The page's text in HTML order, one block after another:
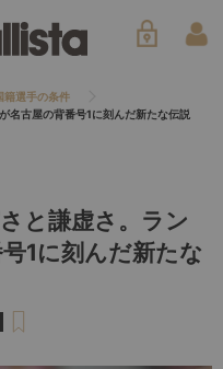
籍選手の条件
名古屋の背番号1に刻んだ新たな伝説
と謙虚さ。ラン
1に刻んだ新たな